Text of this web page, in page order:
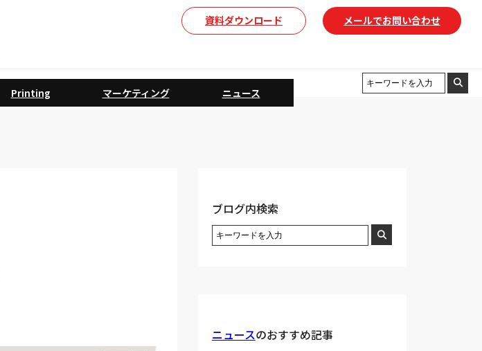
資料ダウンロード メールでお問い合わせ
Printing マーケティング ニュース
ブログ内検索
ニュースのおすすめ記事